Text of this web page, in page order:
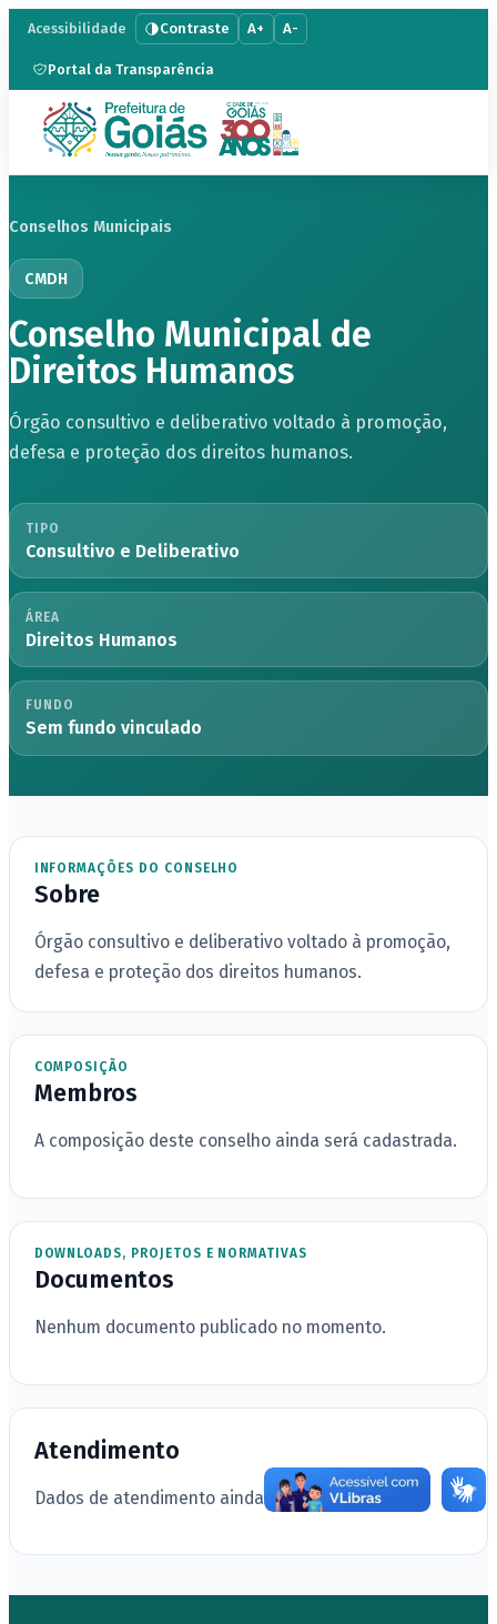
Acessibilidade Contraste A+ A-
Portal da Transparência
Conselhos Municipais
CMDH
Conselho Municipal de
Direitos Humanos
Órgão consultivo e deliberativo voltado à promoção,
defesa e proteção dos direitos humanos.
TIPO
Consultivo e Deliberativo
ÁREA
Direitos Humanos
FUNDO
Sem fundo vinculado
INFORMAÇÕES DO CONSELHO
Sobre
Órgão consultivo e deliberativo voltado à promoção,
defesa e proteção dos direitos humanos.
COMPOSIÇÃO
Membros
A composição deste conselho ainda será cadastrada.
DOWNLOADS, PROJETOS E NORMATIVAS
Documentos
Nenhum documento publicado no momento.
Atendimento
Dados de atendimento ainda não cadastrados.